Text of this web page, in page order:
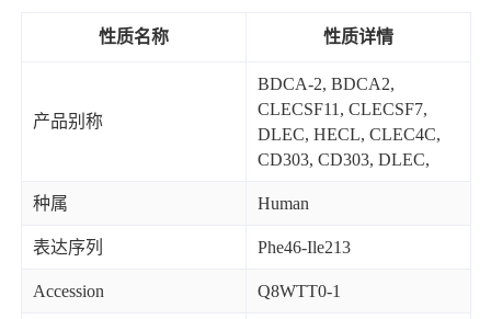
性质名称 性质详情
产品别称
BDCA-2, BDCA2,
CLECSF11, CLECSF7,
DLEC, HECL, CLEC4C,
CD303, CD303, DLEC,
种属 Human
表达序列 Phe46-Ile213
Accession Q8WTT0-1